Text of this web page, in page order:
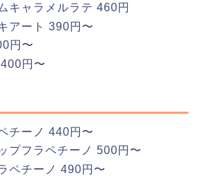
キャラメルラテ 460円
アート 390円〜
円〜
円〜
チーノ 440円〜
プフラペチーノ 500円〜
ペチーノ 490円〜